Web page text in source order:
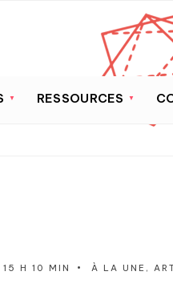
RESSOURCES
15 H 10 MIN • À LA UNE ,